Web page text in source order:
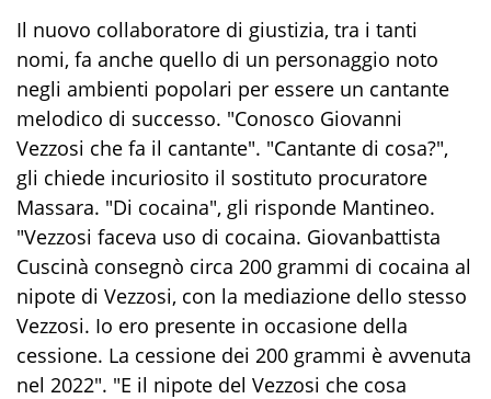
Il nuovo collaboratore di giustizia, tra i tanti
nomi, fa anche quello di un personaggio noto
negli ambienti popolari per essere un cantante
melodico di successo. "Conosco Giovanni
Vezzosi che fa il cantante". "Cantante di cosa?",
gli chiede incuriosito il sostituto procuratore
Massara. "Di cocaina", gli risponde Mantineo.
"Vezzosi faceva uso di cocaina. Giovanbattista
Cuscinà consegnò circa 200 grammi di cocaina al
nipote di Vezzosi, con la mediazione dello stesso
Vezzosi. Io ero presente in occasione della
cessione. La cessione dei 200 grammi è avvenuta
nel 2022". "E il nipote del Vezzosi che cosa